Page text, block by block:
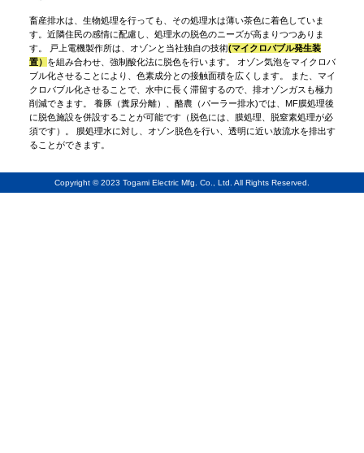
畜産排水は、生物処理を行っても、その処理水は薄い茶色に着色していま
す。近隣住民の感情に配慮し、処理水の脱色のニーズが高まりつつありま
す。 戸上電機製作所は、オゾンと当社独自の技術(マイクロバブル発生装
置） を組み合わせ、強制酸化法に脱色を行います。 オゾン気泡をマイクロバ
ブル化させることにより、色素成分との接触面積を広くします。 また、マイ
クロバブル化させることで、水中に長く滞留するので、排オゾンガスも極力
削減できます。 養豚（糞尿分離）、酪農（パーラー排水)では、MF膜処理後
に脱色施設を併設することが可能です（脱色には、膜処理、脱窒素処理が必
須です）。 膜処理水に対し、オゾン脱色を行い、透明に近い放流水を排出す
ることができます。
Copyright © 2023 Togami Electric Mfg. Co., Ltd. All Rights Reserved.